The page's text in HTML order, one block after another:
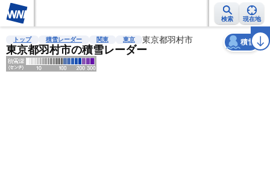
検索 現在地
雨雲レーダー 台風情報 地震情報 警報・注意報 2週間天気 ラ
トップ 積雪レーダー 関東 東京 東京都羽村市
東京都羽村市の積雪レーダー
積雪
天気 台風